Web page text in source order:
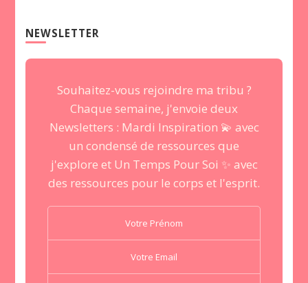
NEWSLETTER
Souhaitez-vous rejoindre ma tribu ?
Chaque semaine, j'envoie deux
Newsletters : Mardi Inspiration 💫 avec
un condensé de ressources que
j'explore et Un Temps Pour Soi ✨ avec
des ressources pour le corps et l'esprit.